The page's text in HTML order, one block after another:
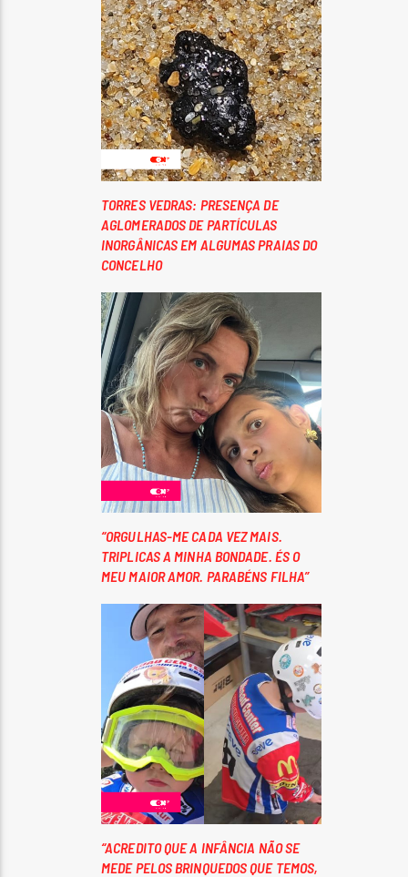
TORRES VEDRAS: PRESENÇA DE
AGLOMERADOS DE PARTÍCULAS
INORGÂNICAS EM ALGUMAS PRAIAS DO
CONCELHO
“ORGULHAS-ME CADA VEZ MAIS.
TRIPLICAS A MINHA BONDADE. ÉS O
MEU MAIOR AMOR. PARABÉNS FILHA”
“ACREDITO QUE A INFÂNCIA NÃO SE
MEDE PELOS BRINQUEDOS QUE TEMOS,